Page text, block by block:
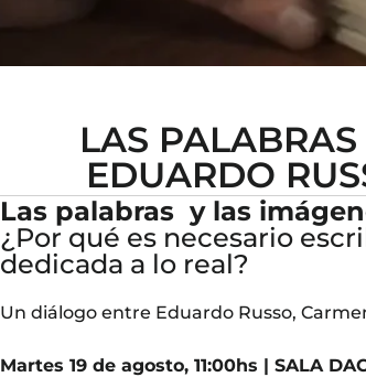
LAS
EDUARDO
Las palabras y las
¿Por qué es necesario
dedicada a lo real?
Un diálogo entre Eduardo Russo,
Martes 19 de agosto, 11:00hs | SALA